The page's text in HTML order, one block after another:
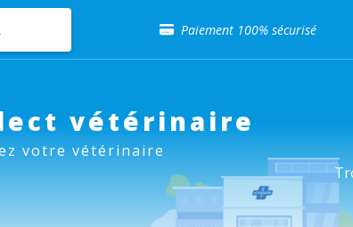
Paiement 100% sécurisé
Paiement 100% sécurisé
Livraison gratuite en clinique
Sélection de croquettes vétérinaire
vétérinaire
votre vétérinaire